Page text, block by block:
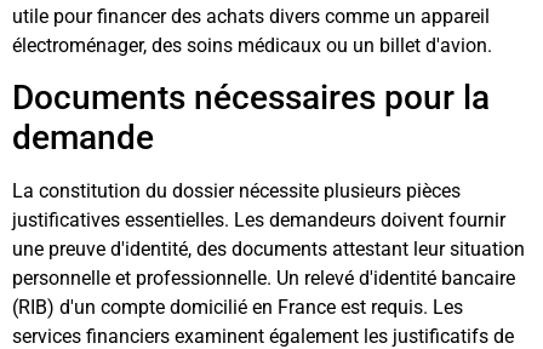
utile pour financer des achats divers comme un appareil
électroménager, des soins médicaux ou un billet d'avion.
Documents nécessaires pour la
demande
La constitution du dossier nécessite plusieurs pièces
justificatives essentielles. Les demandeurs doivent fournir
une preuve d'identité, des documents attestant leur situation
personnelle et professionnelle. Un relevé d'identité bancaire
(RIB) d'un compte domicilié en France est requis. Les
services financiers examinent également les justificatifs de